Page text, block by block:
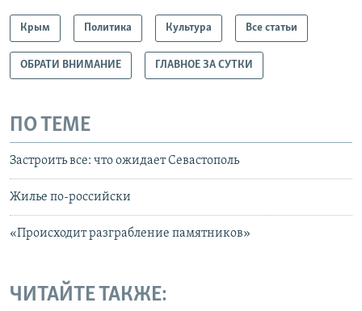
Крым Политика Культура Все статьи
ОБРАТИ ВНИМАНИЕ ГЛАВНОЕ ЗА СУТКИ
ПО ТЕМЕ
Застроить все: что ожидает Севастополь
Жилье по-российски
«Происходит разграбление памятников»
ЧИТАЙТЕ ТАКЖЕ: